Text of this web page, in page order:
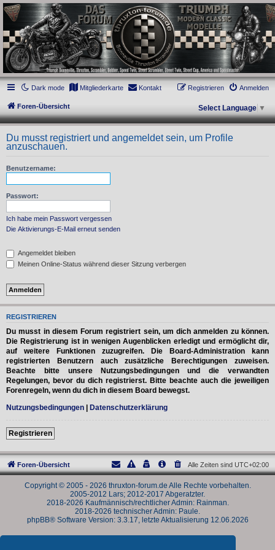
thruxton-forum.de
DAS FORUM! Alles rund um die Triumph Modern Classic Modelle. Das Forum für
die New Bonneville Baureihen ab BJ 2001. Triumph Bonneville, Thruxton,
Scrambler, Bobber, Speed Twin, Street Scrambler, Street Twin, Street Cup, America
und Speedmaster.
Dark mode
Mitgliederkarte Kontakt Anmelden
Registrieren
Foren-Übersicht Select Language ▼
Du musst registriert und angemeldet sein, um Profile
anzuschauen.
Benutzername:
Passwort:
Ich habe mein Passwort vergessen
Die Aktivierungs-E-Mail erneut senden
Angemeldet bleiben
Meinen Online-Status während dieser Sitzung verbergen
REGISTRIEREN
Du musst in diesem Forum registriert sein, um dich anmelden zu können.
Die Registrierung ist in wenigen Augenblicken erledigt und ermöglicht dir,
auf weitere Funktionen zuzugreifen. Die Board-Administration kann
registrierten Benutzern auch zusätzliche Berechtigungen zuweisen.
Beachte bitte unsere Nutzungsbedingungen und die verwandten
Regelungen, bevor du dich registrierst. Bitte beachte auch die jeweiligen
Forenregeln, wenn du dich in diesem Board bewegst.
Nutzungsbedingungen | Datenschutzerklärung
Registrieren
Foren-Übersicht Alle Zeiten sind UTC+02:00
Copyright © 2005 - 2026 thruxton-forum.de Alle Rechte vorbehalten.
2005-2012 Lars; 2012-2017 Abgeratzter.
2018-2026 Kaufmännisch/rechtlicher Admin: Rainman.
2018-2026 technischer Admin: Paule.
phpBB® Software Version: 3.3.17, letzte Aktualisierung 12.06.2026